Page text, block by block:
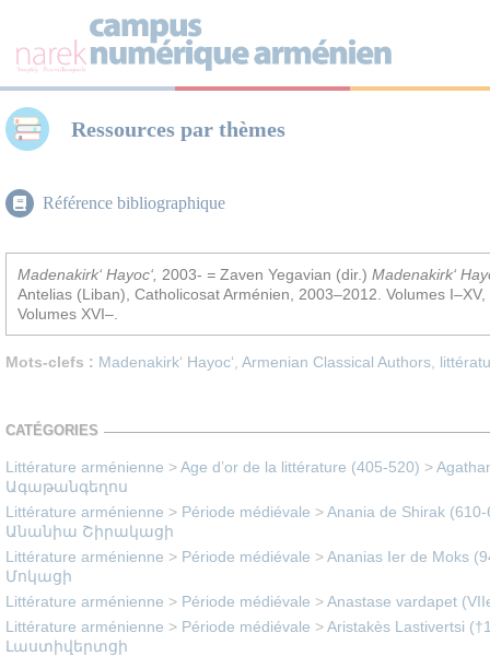
Ressources par thèmes
Référence bibliographique
Madenakirk‘ Hayoc‘, 2003- = Zaven Yegavian (dir.) Madenakirk‘
Antelias (Liban), Catholicosat Arménien, 2003–2012. Volumes
Volumes XVI–.
Mots-clefs : Madenakirk‘ Hayoc‘ Armenian Classical Authors
CATÉGORIES
Littérature arménienne >Age d’or de la littérature (405-520) >
Ագաթանգեղոս
Littérature arménienne > Période médiévale >Anania de Shirak
Անանիա Շիրակացի
Littérature arménienne > Période médiévale >Ananias Ier de Moks
Մոկացի
Littérature arménienne > Période médiévale >Anastase vardapet
Littérature arménienne > Période médiévale >Aristakès Lastivertsi
Լաստիվերտցի